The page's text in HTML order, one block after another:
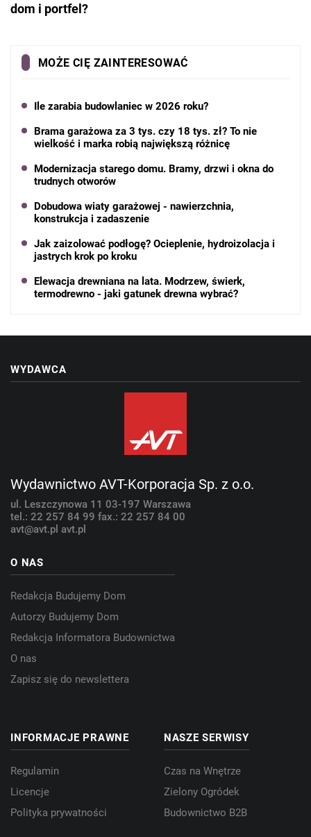
dom i portfel?
MOŻE CIĘ ZAINTERESOWAĆ
Ile zarabia budowlaniec w 2026 roku?
Brama garażowa za 3 tys. czy 18 tys. zł? To nie
wielkość i marka robią największą różnicę
Modernizacja starego domu. Bramy, drzwi i okna do
trudnych otworów
Dobudowa wiaty garażowej - nawierzchnia,
konstrukcja i zadaszenie
Jak zaizolować podłogę? Ocieplenie, hydroizolacja i
jastrych krok po kroku
Elewacja drewniana na lata. Modrzew, świerk,
termodrewno - jaki gatunek drewna wybrać?
WYDAWCA
Wydawnictwo AVT-Korporacja Sp. z o.o.
ul. Leszczynowa 11 03-197 Warszawa
tel.: 22 257 84 99 fax.: 22 257 84 00
avt@avt.pl avt.pl
O NAS
Redakcja Budujemy Dom
Autorzy Budujemy Dom
Redakcja Informatora Budownictwa
O nas
Zapisz się do newslettera
INFORMACJE PRAWNE
Regulamin
Licencje
Polityka prywatności
NASZE SERWISY
Czas na Wnętrze
Zielony Ogródek
Budownictwo B2B